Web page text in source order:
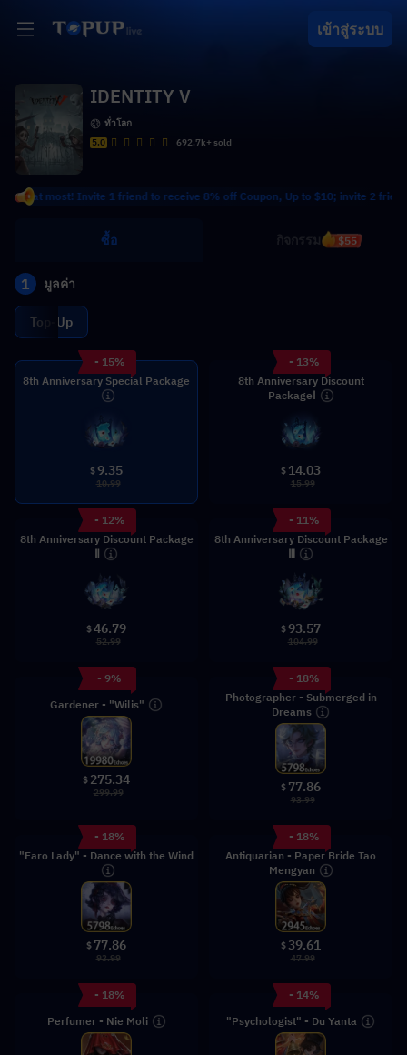
เข้าสู่ระบบ
IDENTITY V
ทั่วโลก
5.0
692.7k+ sold
most! Invite 1 friend to receive 8% off Coupon, Up to $10; invite 2 friends
ซื้อ $55
1 มูลค่า
Top-Up
- 15%
8th Anniversary Special Package
$9.35
10.99
- 13%
8th Anniversary Discount
PackageⅠ
$ 14.03
15.99
- 12%
8th Anniversary Discount Package
Ⅱ
$46.79
52.99
- 11%
8th Anniversary Discount Package
Ⅲ
$93.57
104.99
- 9%
Gardener - "Wilis"
$ 275.34
299.99
- 18%
Photographer - Submerged in
Dreams
$ 77.86
93.99
- 18%
"Faro Lady" - Dance with the Wind
$ 77.86
93.99
- 18%
Antiquarian - Paper Bride Tao
Mengyan
$39.61
47.99
- 18%
Perfumer - Nie Moli
- 14%
"Psychologist" - Du Yanta